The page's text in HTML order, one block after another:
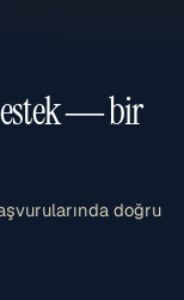
— bir
doğru